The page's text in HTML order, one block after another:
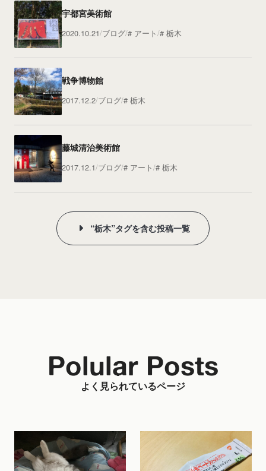
宇都宮美術館
2020.10.21 ブログ アート 栃木
戦争博物館
2017.12.2 ブログ 栃木
藤城清治美術館
2017.12.1 ブログ アート 栃木
“栃木”タグを含む投稿一覧
よく見られているページ
Polular Posts